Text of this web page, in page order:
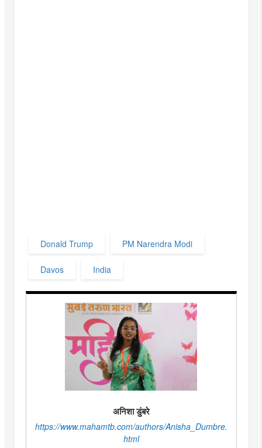
Donald Trump PM Narendra Modi
Davos India
अनिशा डुंबरे
https://www.mahamtb.com/authors/Anisha_Dumbre.
html